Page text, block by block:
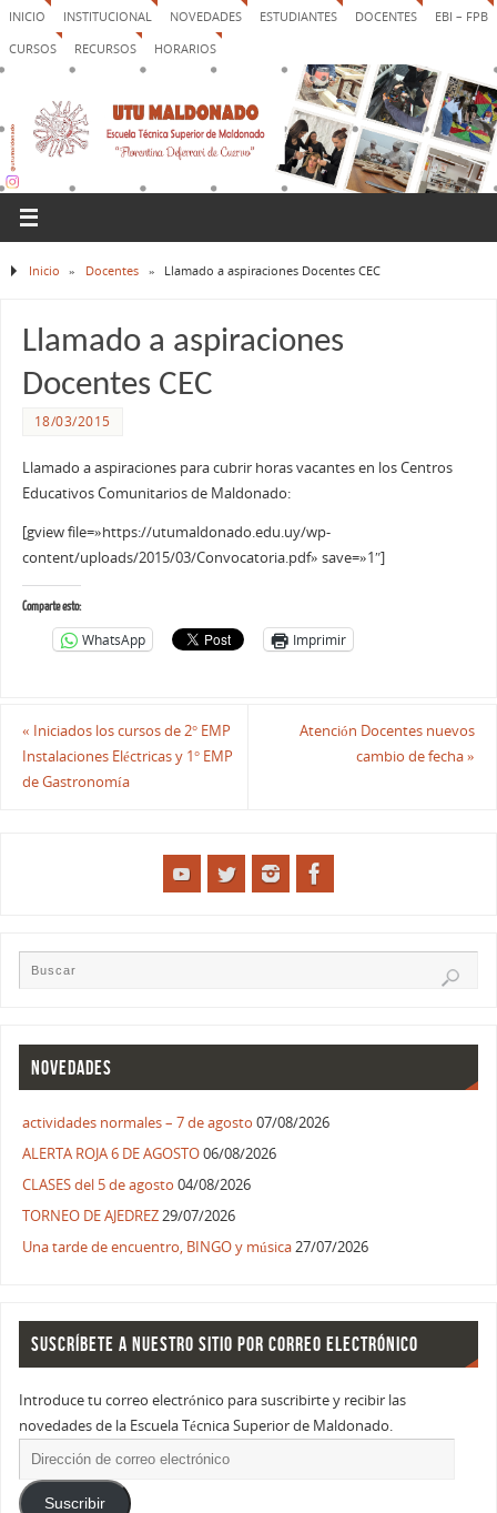
INICIO INSTITUCIONAL NOVEDADES ESTUDIANTES DOCENTES
EBI – FPB
CURSOS
RECURSOS HORARIOS
Inicio » Docentes » Llamado a aspiraciones Docentes CEC
Llamado a aspiraciones
Docentes CEC
18/03/2015
Llamado a aspiraciones para cubrir horas vacantes en los Centros
Educativos Comunitarios de Maldonado:
[gview file=»https://utumaldonado.edu.uy/wp-
content/uploads/2015/03/Convocatoria.pdf» save=»1″]
Comparte esto:
WhatsApp Imprimir
« Iniciados los cursos de 2° EMP
Instalaciones Eléctricas y 1° EMP
de Gastronomía
Atención Docentes nuevos
cambio de fecha»
NOVEDADES
actividades normales – 7 de agosto 07/08/2026
ALERTA ROJA 6 DE AGOSTO06/08/2026
CLASES del 5 de agosto 04/08/2026
TORNEO DE AJEDREZ29/07/2026
Una tarde de encuentro, BINGO y música27/07/2026
SUSCRÍBETE A NUESTRO SITIO POR CORREO ELECTRÓNICO
Introduce tu correo electrónico para suscribirte y recibir las
novedades de la Escuela Técnica Superior de Maldonado.
Suscribir